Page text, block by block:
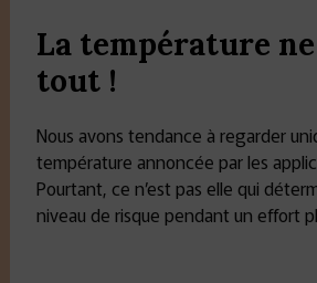
La température
tout !
Nous avons tendance à regarder
température annoncée par les
Pourtant, ce n’est pas elle qui
niveau de risque pendant un effort